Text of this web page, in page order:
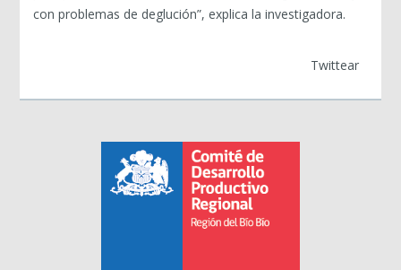
con problemas de deglución”, explica la investigadora.
Twittear